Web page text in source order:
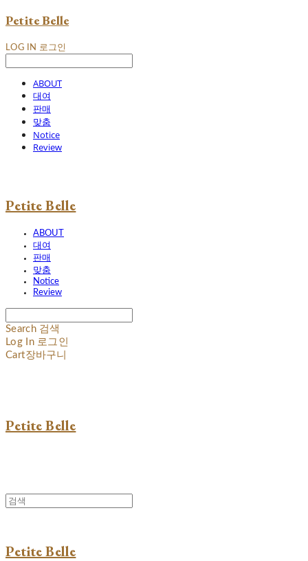
Petite Belle
LOG IN 로그인
ABOUT
대여
판매
맞춤
Notice
Review
Petite Belle
ABOUT
대여
판매
맞춤
Notice
Review
Search 검색
Log In 로그인
Cart장바구니
Petite Belle
Petite Belle